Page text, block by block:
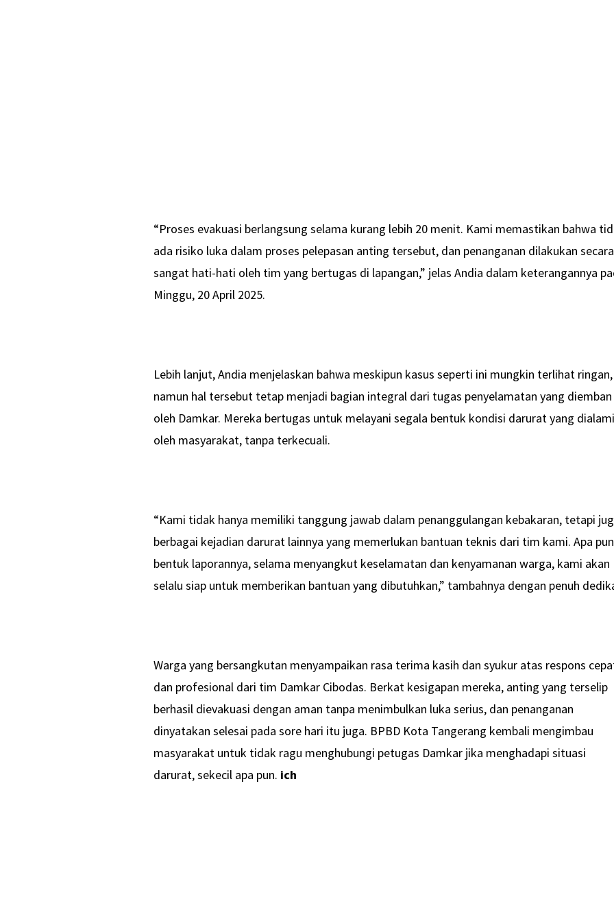
“Proses evakuasi berlangsung selama kurang lebih 20 menit. Kami memastikan bahwa
ada risiko luka dalam proses pelepasan anting tersebut, dan penanganan dilakukan secara
sangat hati-hati oleh tim yang bertugas di lapangan,” jelas Andia dalam keterangannya
Minggu, 20 April 2025.
Lebih lanjut, Andia menjelaskan bahwa meskipun kasus seperti ini mungkin terlihat ringan,
namun hal tersebut tetap menjadi bagian integral dari tugas penyelamatan yang diemban
oleh Damkar. Mereka bertugas untuk melayani segala bentuk kondisi darurat yang dialami
oleh masyarakat, tanpa terkecuali.
“Kami tidak hanya memiliki tanggung jawab dalam penanggulangan kebakaran, tetapi
berbagai kejadian darurat lainnya yang memerlukan bantuan teknis dari tim kami. Apa pun
bentuk laporannya, selama menyangkut keselamatan dan kenyamanan warga, kami akan
selalu siap untuk memberikan bantuan yang dibutuhkan,” tambahnya dengan penuh
Warga yang bersangkutan menyampaikan rasa terima kasih dan syukur atas respons
dan profesional dari tim Damkar Cibodas. Berkat kesigapan mereka, anting yang terselip
berhasil dievakuasi dengan aman tanpa menimbulkan luka serius, dan penanganan
dinyatakan selesai pada sore hari itu juga. BPBD Kota Tangerang kembali mengimbau
masyarakat untuk tidak ragu menghubungi petugas Damkar jika menghadapi situasi
darurat, sekecil apa pun. ich